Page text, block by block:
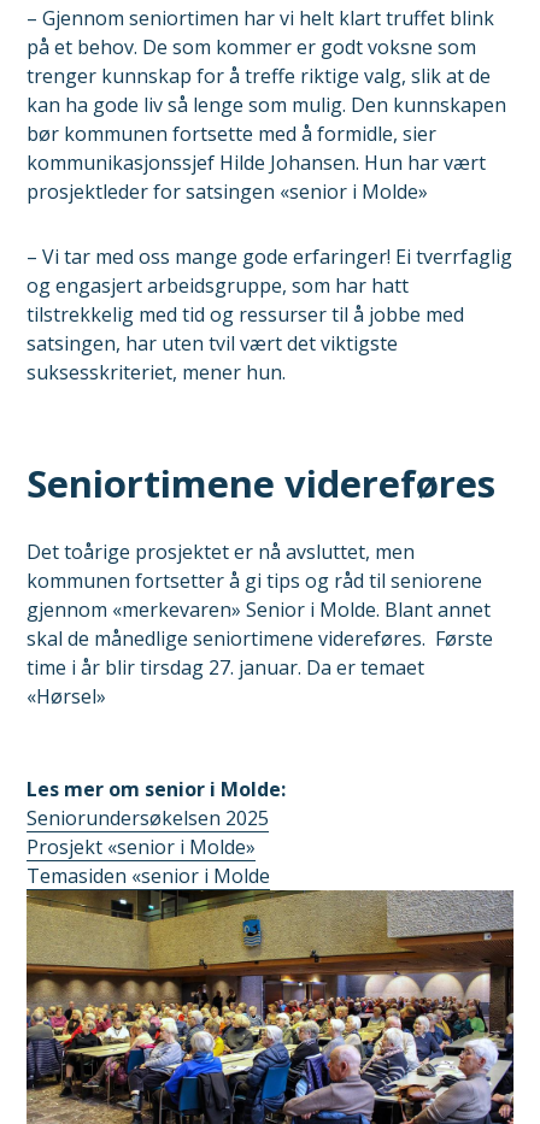
– Gjennom seniortimen har vi helt klart truffet blink
på et behov. De som kommer er godt voksne som
trenger kunnskap for å treffe riktige valg, slik at de
kan ha gode liv så lenge som mulig. Den kunnskapen
bør kommunen fortsette med å formidle, sier
kommunikasjonssjef Hilde Johansen. Hun har vært
prosjektleder for satsingen «senior i Molde»
– Vi tar med oss mange gode erfaringer! Ei tverrfaglig
og engasjert arbeidsgruppe, som har hatt
tilstrekkelig med tid og ressurser til å jobbe med
satsingen, har uten tvil vært det viktigste
suksesskriteriet, mener hun.
Seniortimene videreføres
Det toårige prosjektet er nå avsluttet, men
kommunen fortsetter å gi tips og råd til seniorene
gjennom «merkevaren» Senior i Molde. Blant annet
skal de månedlige seniortimene videreføres. Første
time i år blir tirsdag 27. januar. Da er temaet
«Hørsel»
Les mer om senior i Molde:
Seniorundersøkelsen 2025
Prosjekt «senior i Molde»
Temasiden «senior i Molde